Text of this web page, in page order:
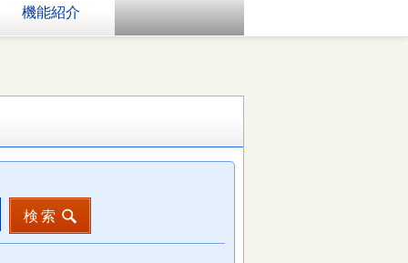
機能紹介
検索